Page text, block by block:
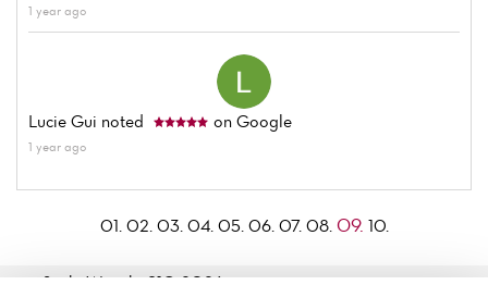
1 year ago
Lucie Gui noted on Google
1 year ago
01. 02. 03. 04. 05. 06. 07. 08. 09. 10.